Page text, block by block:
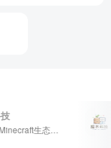
专注于Minecraft生态建设